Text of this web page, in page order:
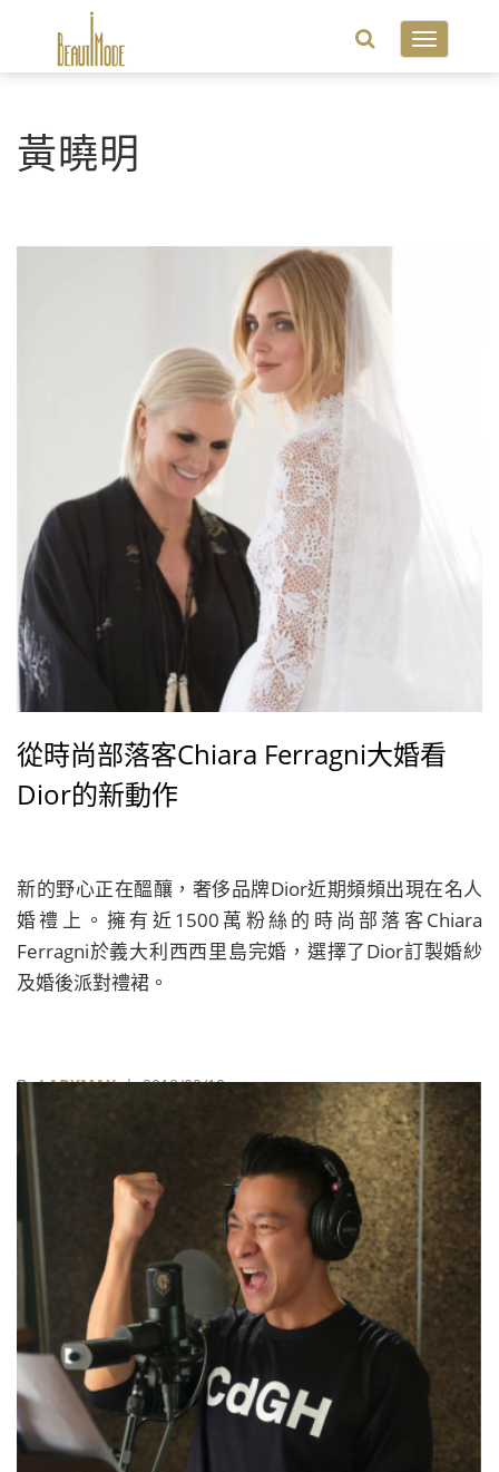
Toggle
黃曉明
從時尚部落客Chiara Ferragni大婚看
Dior的新動作
新的野心正在醞釀，奢侈品牌Dior近期頻頻出現在名人
婚禮上。擁有近1500萬粉絲的時尚部落客Chiara
Ferragni於義大利西西里島完婚，選擇了Dior訂製婚紗
及婚後派對禮裙。
ByLADYMAX| 2018/09/10